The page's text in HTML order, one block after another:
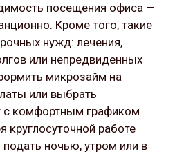
посещения офиса —
Кроме того, такие
нужд: лечения,
или непредвиденных
микрозайм на
или выбрать
с комфортным графиком
круглосуточной работе
ночью, утром или в